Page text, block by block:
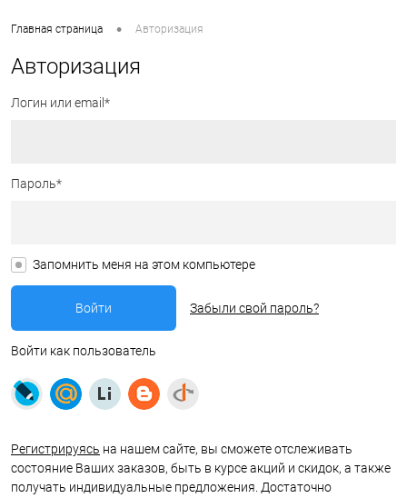
Главная страница • Авторизация
Авторизация
Логин или email*
Пароль*
Запомнить меня на этом компьютере
Забыли свой пароль?
Войти как пользователь
Регистрируясь на нашем сайте, вы сможете отслеживать
состояние Ваших заказов, быть в курсе акций и скидок, а также
получать индивидуальные предложения. Достаточно